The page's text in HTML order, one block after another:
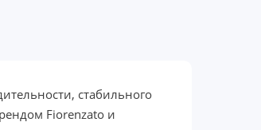
стабильного
Fiorenzato и